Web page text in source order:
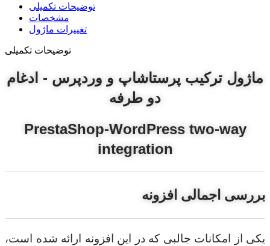
توضیحات تکمیلی
مشخصات
تغییرات ماژول
توضیحات تکمیلی
ماژول ترکیب پرستاشاپ و وردپرس - ادغام
دو طرفه
PrestaShop-WordPress two-way
integration
بررسی اجمالی افزونه
یکی از امکانات جالبی که در این افزونه ارائه شده است،